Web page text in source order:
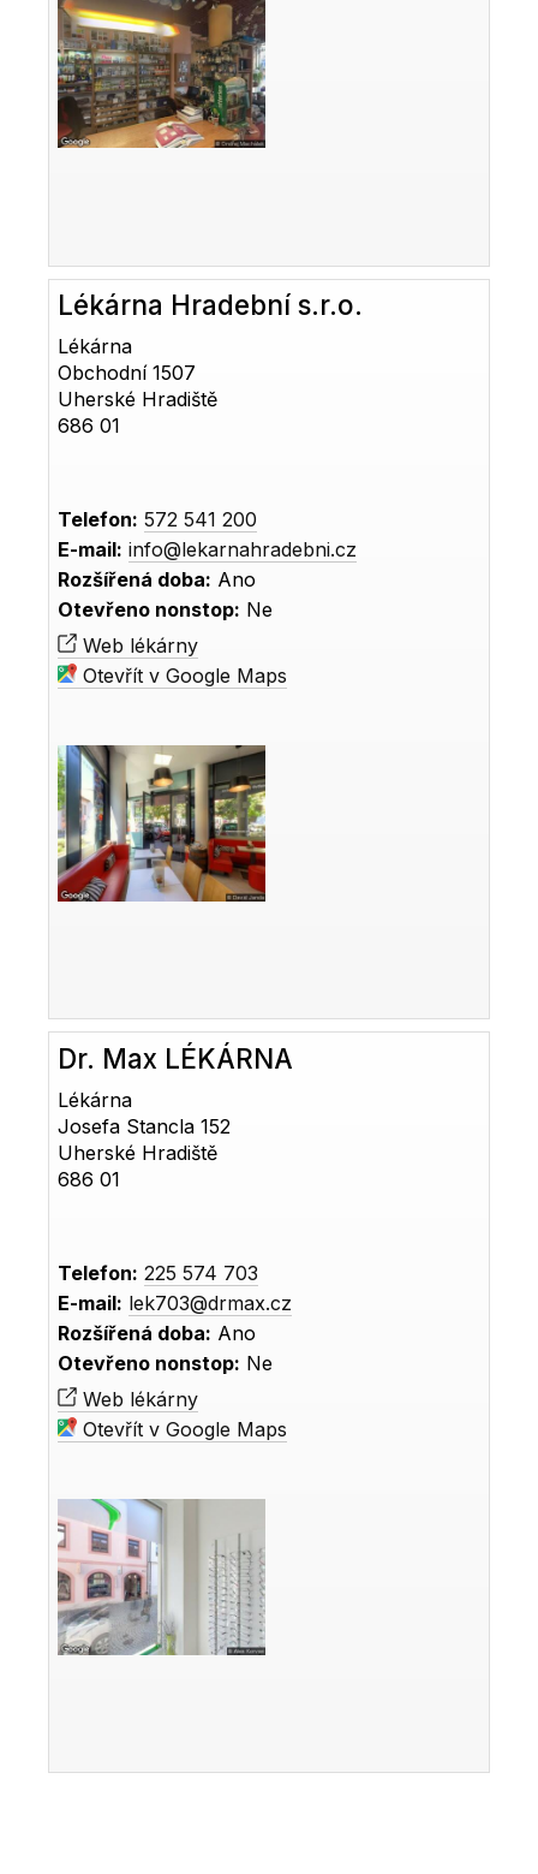
Lékárna Hradební s.r.o.
Lékárna
Obchodní 1507
Uherské Hradiště
686 01
Telefon: 572 541 200
E-mail: info@lekarnahradebni.cz
Rozšířená doba: Ano
Otevřeno nonstop: Ne
Web lékárny
Otevřít v Google Maps
Dr. Max LÉKÁRNA
Lékárna
Josefa Stancla 152
Uherské Hradiště
686 01
Telefon: 225 574 703
E-mail: lek703@drmax.cz
Rozšířená doba: Ano
Otevřeno nonstop: Ne
Web lékárny
Otevřít v Google Maps